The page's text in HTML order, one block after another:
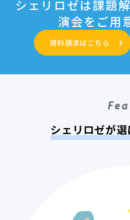
シェリロゼは課題
演会をご用
資料請求はこちら
シェリロゼが